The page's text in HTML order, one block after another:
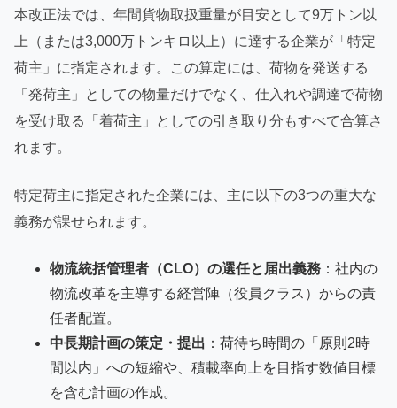
本改正法では、年間貨物取扱重量が目安として9万トン以
上（または3,000万トンキロ以上）に達する企業が「特定
荷主」に指定されます。この算定には、荷物を発送する
「発荷主」としての物量だけでなく、仕入れや調達で荷物
を受け取る「着荷主」としての引き取り分もすべて合算さ
れます。
特定荷主に指定された企業には、主に以下の3つの重大な
義務が課せられます。
物流統括管理者（CLO）の選任と届出義務 ：社内の
物流改革を主導する経営陣（役員クラス）からの責
任者配置。
中長期計画の策定・提出 ：荷待ち時間の「原則2時
間以内」への短縮や、積載率向上を目指す数値目標
を含む計画の作成。